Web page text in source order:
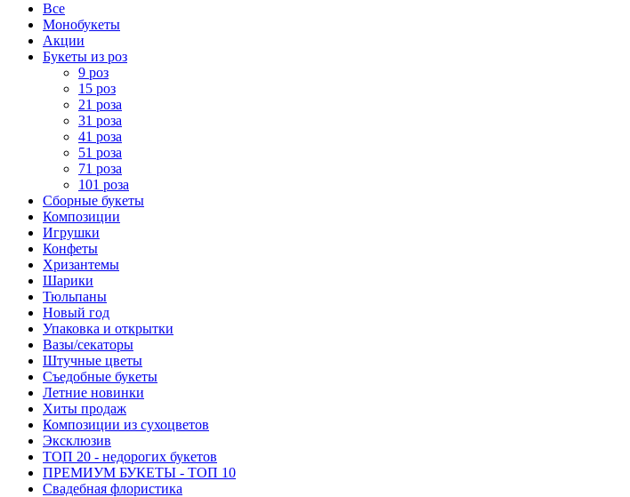
Все
Монобукеты
Акции
Букеты из роз
9 роз
15 роз
21 роза
31 роза
41 роза
51 роза
71 роза
101 роза
Сборные букеты
Композиции
Игрушки
Конфеты
Хризантемы
Шарики
Тюльпаны
Новый год
Упаковка и открытки
Вазы/секаторы
Штучные цветы
Съедобные букеты
Летние новинки
Хиты продаж
Композиции из сухоцветов
Эксклюзив
ТОП 20 - недорогих букетов
ПРЕМИУМ БУКЕТЫ - ТОП 10
Свадебная флористика